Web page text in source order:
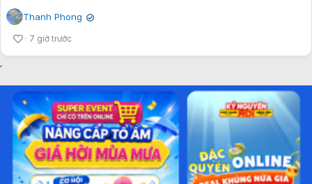
Thanh Phong ✔
7 giờ trước